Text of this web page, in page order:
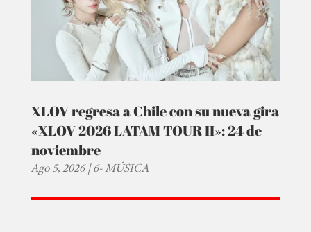
XLOV regresa a Chile con su nueva gira
«XLOV 2026 LATAM TOUR II»: 24 de
noviembre
Ago 5, 2026|6- MÚSICA